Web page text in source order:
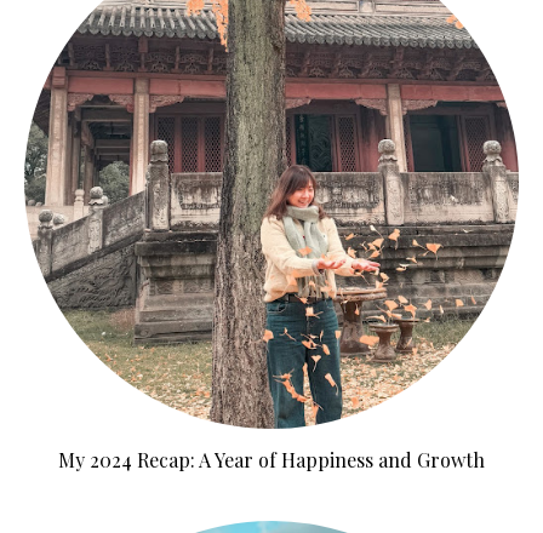
My 2024 Recap: A Year of Happiness and Growth